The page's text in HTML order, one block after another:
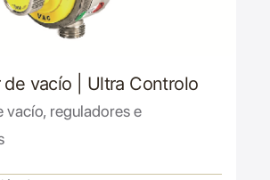
de vacío | Ultra Controlo
vacío, reguladores e